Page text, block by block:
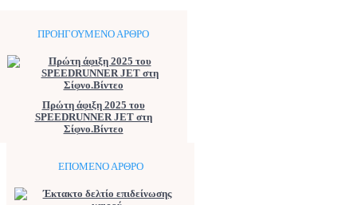
ΠΡΟΗΓΟΎΜΕΝΟ ΆΡΘΡΟ
Πρώτη άφιξη 2025 του
SPEEDRUNNER JET στη
Σίφνο.Βίντεο
ΕΠΌΜΕΝΟ ΆΡΘΡΟ